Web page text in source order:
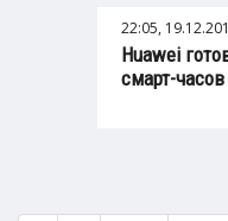
22:05,
Huawei
смарт-часов